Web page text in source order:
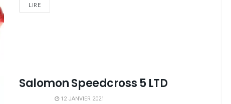
LIRE
Salomon Speedcross 5 LTD
12 JANVIER 2021